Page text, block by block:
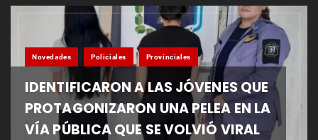
Novedades Policiales Provinciales
IDENTIFICARON A LAS JÓVENES QUE
PROTAGONIZARON UNA PELEA EN LA
VÍA PÚBLICA QUE SE VOLVIÓ VIRAL